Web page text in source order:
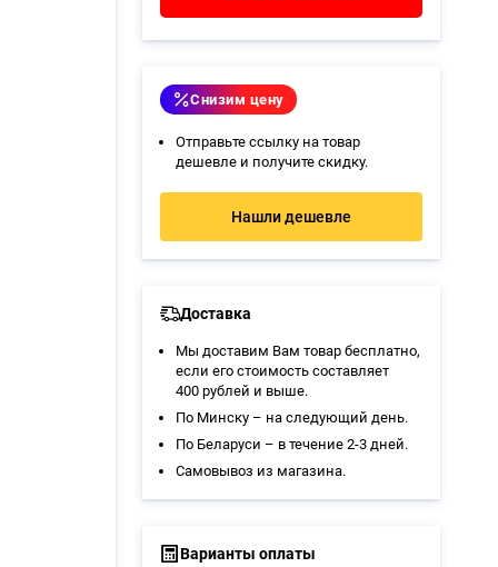
Снизим цену
Отправьте ссылку на товар
дешевле и получите скидку.
Нашли дешевле
Доставка
Мы доставим Вам товар бесплатно,
если его стоимость составляет
400 рублей и выше.
По Минску – на следующий день.
По Беларуси – в течение 2-3 дней.
Самовывоз из магазина.
Варианты оплаты